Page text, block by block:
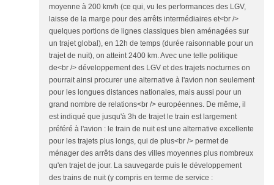
moyenne à 200 km/h (ce qui, vu les performances des LGV,
laisse de la marge pour des arrêts intermédiaires et<br />
quelques portions de lignes classiques bien aménagées sur
un trajet global), en 12h de temps (durée raisonnable pour un
trajet de nuit), on atteint 2400 km. Avec une telle politique
de<br /> développement des LGV et des trajets nocturnes on
pourrait ainsi procurer une alternative à l'avion non seulement
pour les longues distances nationales, mais aussi pour un
grand nombre de relations<br /> européennes. De même, il
est indiqué que jusqu'à 3h de trajet le train est largement
préféré à l'avion : le train de nuit est une alternative excellente
pour les trajets plus longs, qui de plus<br /> permet de
ménager des arrêts dans des villes moyennes plus nombreux
qu'en trajet de jour. La sauvegarde puis le développement
des trains de nuit (y compris en terme de service :